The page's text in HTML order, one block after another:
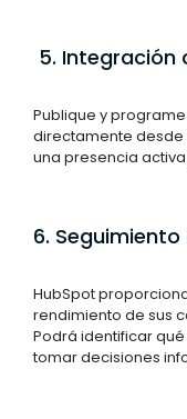
5. Integración
Publique y
directamente desde
una presencia
6.
HubSpot
rendimiento de sus
Podrá identificar
tomar decisiones